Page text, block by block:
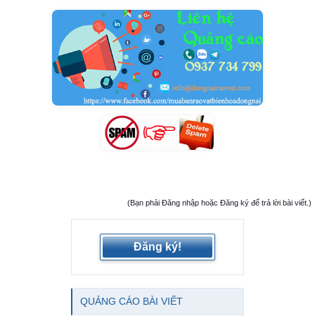
(Bạn phải Đăng nhập hoặc Đăng ký để trả lời bài viết.)
Đăng ký!
QUẢNG CÁO BÀI VIẾT